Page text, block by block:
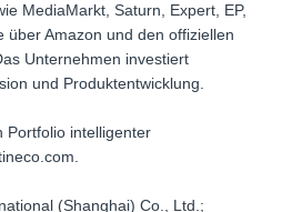
MediaMarkt, Saturn, Expert, EP,
über Amazon und den offiziellen
Unternehmen investiert
und Produktentwicklung.
Portfolio intelligenter
(Shanghai) Co., Ltd.;